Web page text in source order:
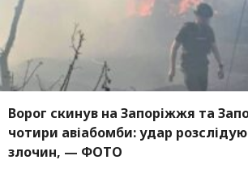
Ворог скинув на Запоріжжя та
чотири авіабомби: удар
злочин, — ФОТО